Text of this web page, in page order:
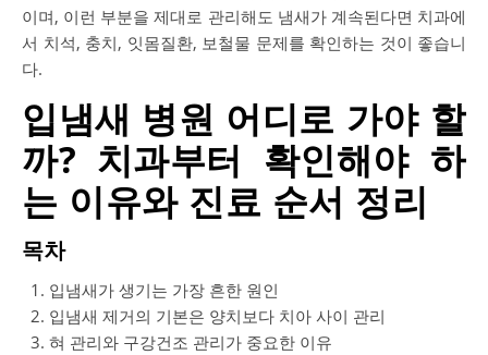
이며, 이런 부분을 제대로 관리해도 냄새가 계속된다면 치과에
서 치석, 충치, 잇몸질환, 보철물 문제를 확인하는 것이 좋습니
다.
입냄새 병원 어디로 가야 할
까? 치과부터 확인해야 하
는 이유와 진료 순서 정리
목차
입냄새가 생기는 가장 흔한 원인
입냄새 제거의 기본은 양치보다 치아 사이 관리
혀 관리와 구강건조 관리가 중요한 이유